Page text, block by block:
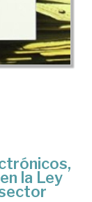
la Ley